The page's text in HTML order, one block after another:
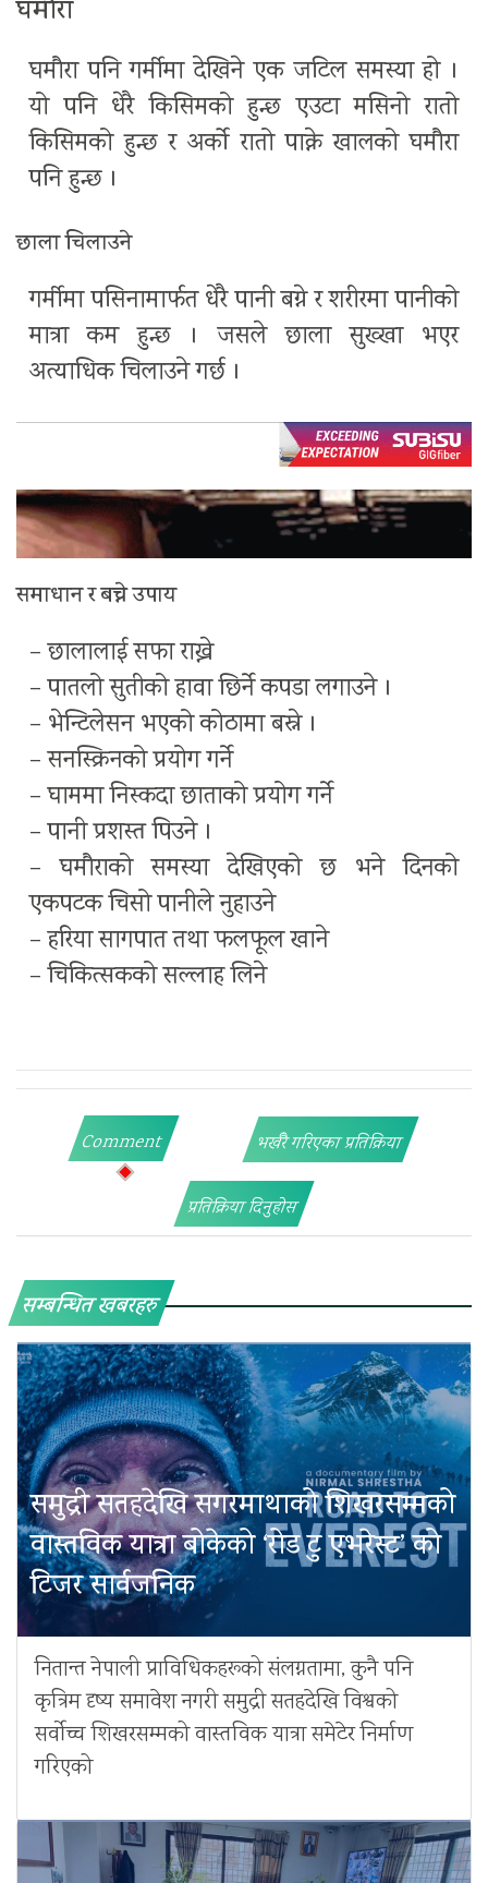
घमौरा
घमौरा पनि गर्मीमा देखिने एक जटिल समस्या हो ।
यो पनि धेरै किसिमको हुन्छ एउटा मसिनो रातो
किसिमको हुन्छ र अर्को रातो पाक्ने खालको घमौरा
पनि हुन्छ ।
छाला चिलाउने
गर्मीमा पसिनामार्फत धेरै पानी बग्ने र शरीरमा पानीको
मात्रा कम हुन्छ । जसले छाला सुख्खा भएर
अत्याधिक चिलाउने गर्छ ।
समाधान र बच्ने उपाय
– छालालाई सफा राख्ने
– पातलो सुतीको हावा छिर्ने कपडा लगाउने ।
– भेन्टिलेसन भएको कोठामा बस्ने ।
– सनस्क्रिनको प्रयोग गर्ने
– घाममा निस्कदा छाताको प्रयोग गर्ने
– पानी प्रशस्त पिउने ।
– घमौराको समस्या देखिएको छ भने दिनको
एकपटक चिसो पानीले नुहाउने
– हरिया सागपात तथा फलफूल खाने
– चिकित्सकको सल्लाह लिने
Comment भर्खरै गरिएका प्रतिक्रिया
प्रतिक्रिया दिनुहोस
सम्बन्धित खबरहरु
समुद्री सतहदेखि सगरमाथाको शिखरसम्मको
वास्तविक यात्रा बोकेको ‘रोड टु एभरेस्ट’ को
टिजर सार्वजनिक
नितान्त नेपाली प्राविधिकहरूको संलग्नतामा, कुनै पनि
कृत्रिम दृष्य समावेश नगरी समुद्री सतहदेखि विश्वको
सर्वोच्च शिखरसम्मको वास्तविक यात्रा समेटेर निर्माण
गरिएको